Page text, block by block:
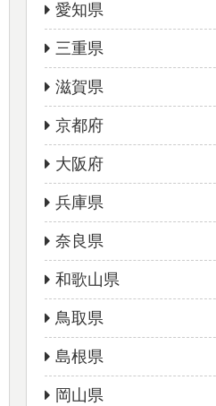
愛知県
三重県
滋賀県
京都府
大阪府
兵庫県
奈良県
和歌山県
鳥取県
島根県
岡山県